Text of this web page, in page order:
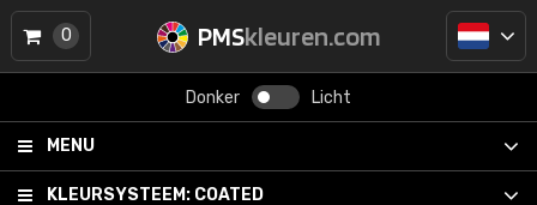
PMSkleuren.com
Donker Licht
MENU
KLEURSYSTEEM: COATED
0